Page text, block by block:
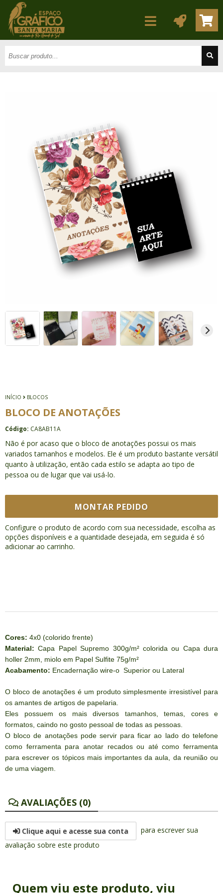
INÍCIO BLOCOS
BLOCO DE ANOTAÇÕES
Código: CA8AB11A
Não é por acaso que o bloco de anotações possui os mais
variados tamanhos e modelos. Ele é um produto bastante versátil
quanto à utilização, então cada estilo se adapta ao tipo de
pessoa ou de lugar que vai usá-lo.
MONTAR PEDIDO
Configure o produto de acordo com sua necessidade, escolha as
opções disponíveis e a quantidade desejada, em seguida é só
adicionar ao carrinho.
Cores: 4x0 (colorido frente)
Material: Capa Papel Supremo 300g/m² colorida ou Capa dura
holler 2mm, miolo em Papel Sulfite 75g/m²
Acabamento: Encadernação wire-o Superior ou Lateral
O bloco de anotações é um produto simplesmente irresistível para
os amantes de artigos de papelaria.
Eles possuem os mais diversos tamanhos, temas, cores e
formatos, caindo no gosto pessoal de todas as pessoas.
O bloco de anotações pode servir para ficar ao lado do telefone
como ferramenta para anotar recados ou até como ferramenta
para escrever os tópicos mais importantes da aula, da reunião ou
de uma viagem.
AVALIAÇÕES (0)
Clique aqui e acesse sua conta
para escrever sua
avaliação sobre este produto
Quem viu este produto, viu